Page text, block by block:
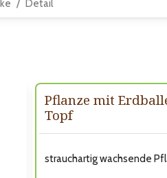
Detail
Pflanze mit
Topf
strauchartig wachsende